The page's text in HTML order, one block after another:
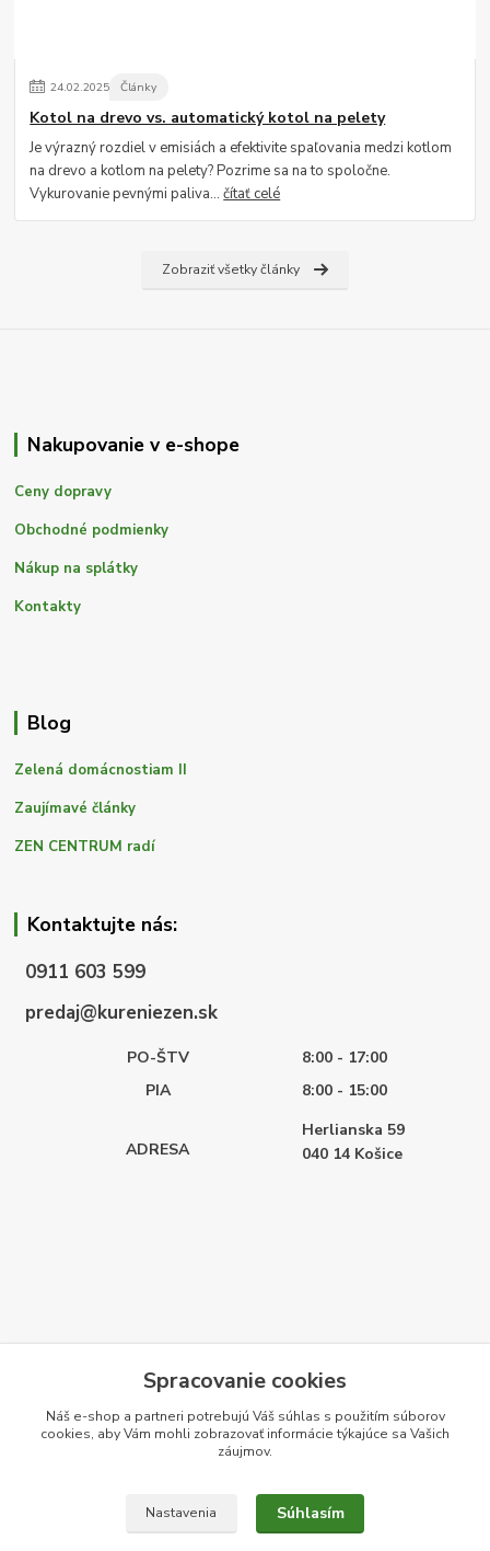
24.02.2025 Články
Kotol na drevo vs. automatický kotol na pelety
Je výrazný rozdiel v emisiách a efektivite spaľovania medzi kotlom
na drevo a kotlom na pelety? Pozrime sa na to spoločne.
Vykurovanie pevnými paliva...čítať celé
Zobraziť všetky články
Nakupovanie v e-shope
Ceny dopravy
Obchodné podmienky
Nákup na splátky
Kontakty
Blog
Zelená domácnostiam II
Zaujímavé články
ZEN CENTRUM radí
Kontaktujte nás:
0911 603 599
predaj@kureniezen.sk
PO-ŠTV
8:00 - 17:00
PIA
8:00 - 15:00
ADRESA
Herlianska 59
040 14 Košice
Spracovanie cookies
Náš e-shop a partneri potrebujú Váš súhlas s použitím súborov
cookies, aby Vám mohli zobrazovať informácie týkajúce sa Vašich
záujmov.
Nastavenia Súhlasím